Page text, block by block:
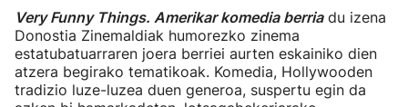
Very Funny Things. Amerikar komedia berriadu izena
Donostia Zinemaldiak humorezko zinema
estatubatuarraren joera berriei aurten eskainiko dien
atzera begirako tematikoak. Komedia, Hollywooden
tradizio luze-luzea duen generoa, suspertu egin da